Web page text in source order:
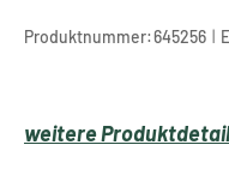
Produktnummer:645256 |
weitere